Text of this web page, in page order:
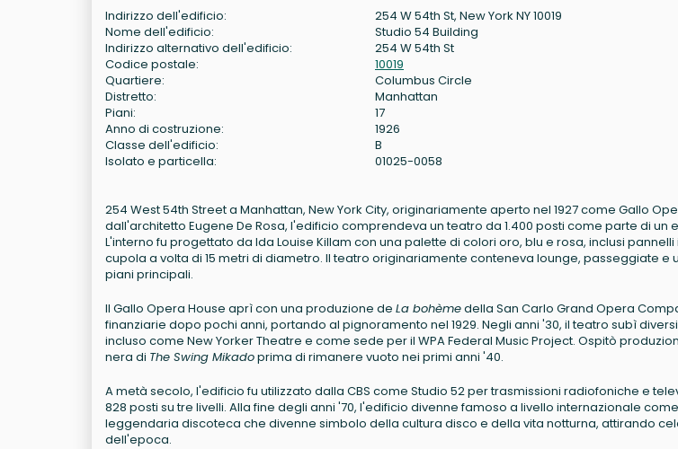
Indirizzo dell'edificio:
254 W 54th St, New York NY 10019
Nome dell'edificio:
Studio 54 Building
Indirizzo alternativo dell'edificio:
254 W 54th St
Codice postale:
10019
Quartiere:
Columbus Circle
Distretto:
Manhattan
Piani:
17
Anno di costruzione:
1926
Classe dell'edificio:
B
Isolato e particella:
01025-0058
254 West 54th Street a Manhattan, New York City, originariamente aperto nel 1927 come Gallo
dall'architetto Eugene De Rosa, l'edificio comprendeva un teatro da 1.400 posti come parte di un
L'interno fu progettato da Ida Louise Killam con una palette di colori oro, blu e rosa, inclusi
cupola a volta di 15 metri di diametro. Il teatro originariamente conteneva lounge, passeggiate e
piani principali.
Il Gallo Opera House aprì con una produzione de La bohèmedella San Carlo Grand Opera
finanziarie dopo pochi anni, portando al pignoramento nel 1929. Negli anni '30, il teatro subì
incluso come New Yorker Theatre e come sede per il WPA Federal Music Project. Ospitò
nera di The Swing Mikadoprima di rimanere vuoto nei primi anni '40.
A metà secolo, l'edificio fu utilizzato dalla CBS come Studio 52 per trasmissioni radiofoniche e
828 posti su tre livelli. Alla fine degli anni '70, l'edificio divenne famoso a livello internazionale
leggendaria discoteca che divenne simbolo della cultura disco e della vita notturna, attirando
dell'epoca.